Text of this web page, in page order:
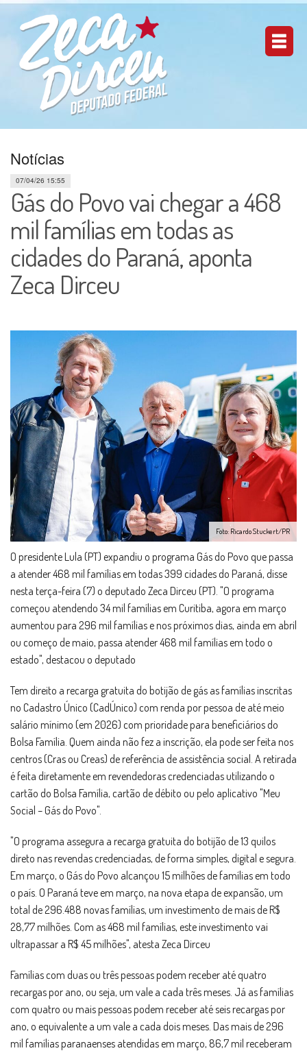
Notícias
07/04/26 15:55
Gás do Povo vai chegar a 468
mil famílias em todas as
cidades do Paraná, aponta
Zeca Dirceu
Foto: Ricardo Stuckert/PR
O presidente Lula (PT) expandiu o programa Gás do Povo que passa
a atender 468 mil famílias em todas 399 cidades do Paraná, disse
nesta terça-feira (7) o deputado Zeca Dirceu (PT). "O programa
começou atendendo 34 mil famílias em Curitiba, agora em março
aumentou para 296 mil famílias e nos próximos dias, ainda em abril
ou começo de maio, passa atender 468 mil famílias em todo o
estado", destacou o deputado
Tem direito a recarga gratuita do botijão de gás as famílias inscritas
no Cadastro Único (CadÚnico) com renda por pessoa de até meio
salário mínimo (em 2026) com prioridade para beneficiários do
Bolsa Família. Quem ainda não fez a inscrição, ela pode ser feita nos
centros (Cras ou Creas) de referência de assistência social. A retirada
é feita diretamente em revendedoras credenciadas utilizando o
cartão do Bolsa Família, cartão de débito ou pelo aplicativo "Meu
Social – Gás do Povo".
"O programa assegura a recarga gratuita do botijão de 13 quilos
direto nas revendas credenciadas, de forma simples, digital e segura.
Em março, o Gás do Povo alcançou 15 milhões de famílias em todo
o país. O Paraná teve em março, na nova etapa de expansão, um
total de 296.488 novas famílias, um investimento de mais de R$
28,77 milhões. Com as 468 mil famílias, este investimento vai
ultrapassar a R$ 45 milhões", atesta Zeca Dirceu
Famílias com duas ou três pessoas podem receber até quatro
recargas por ano, ou seja, um vale a cada três meses. Já as famílias
com quatro ou mais pessoas podem receber até seis recargas por
ano, o equivalente a um vale a cada dois meses. Das mais de 296
mil famílias paranaenses atendidas em março, 86,7 mil receberam